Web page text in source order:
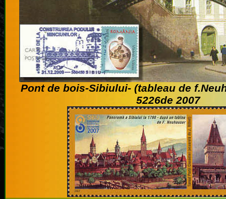
Pont de bois-Sibiului- (tableau de
5226de 2007